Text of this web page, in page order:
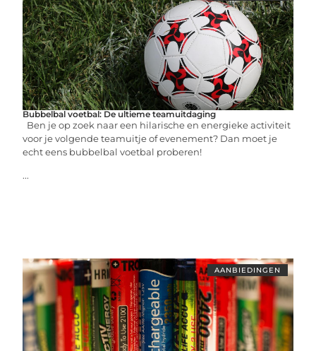
Bubbelbal voetbal: De ultieme teamuitdaging
Ben je op zoek naar een hilarische en energieke activiteit
voor je volgende teamuitje of evenement? Dan moet je
echt eens bubbelbal voetbal proberen!
...
AANBIEDINGEN